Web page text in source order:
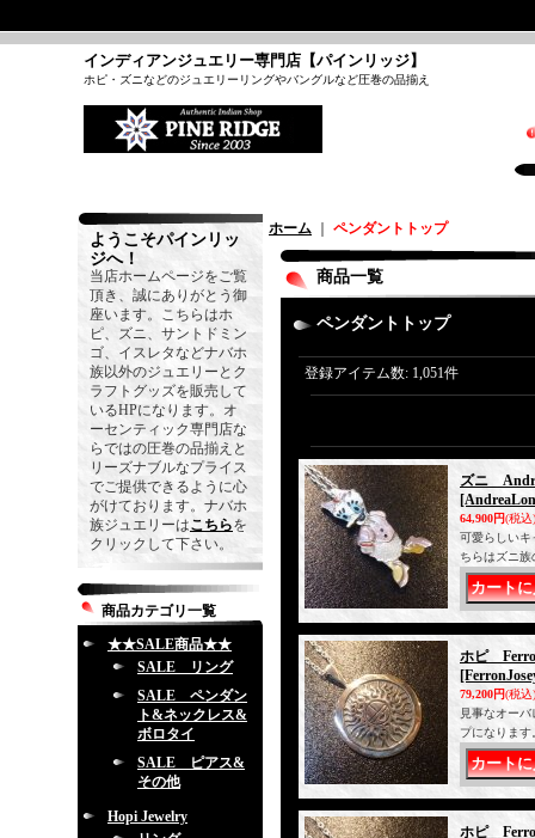
インディアンジュエリー専門店【パインリッジ】
ホピ・ズニなどのジュエリーリングやバングルなど圧巻の品揃え
ようこそパインリッ
ジへ！
当店ホームページをご覧
頂き、誠にありがとう御
座います。こちらはホ
ピ、ズニ、サントドミン
ゴ、イスレタなどナバホ
族以外のジュエリーとク
ラフトグッズを販売して
いるHPになります。オ
ーセンティック専門店な
らではの圧巻の品揃えと
リーズナブルなプライス
でご提供できるように心
がけております。ナバホ
族ジュエリーはこちらを
クリックして下さい。
商品カテゴリ一覧
★★SALE商品★★
SALE リング
SALE ペンダン
ト&ネックレス&
ボロタイ
SALE ピアス&
その他
Hopi Jewelry
ホーム ペンダントトップ
商品一覧
ペンダントトップ
登録アイテム数: 1,051件
ズニ
64,900円(税込)
可愛らしいキ
ちらはズニ
ホピ
79,200円(税込)
見事なオー
プになりま
ホピ